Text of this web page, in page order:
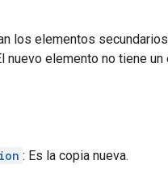
los elementos
nuevo elemento no tiene
: Es la copia nueva.